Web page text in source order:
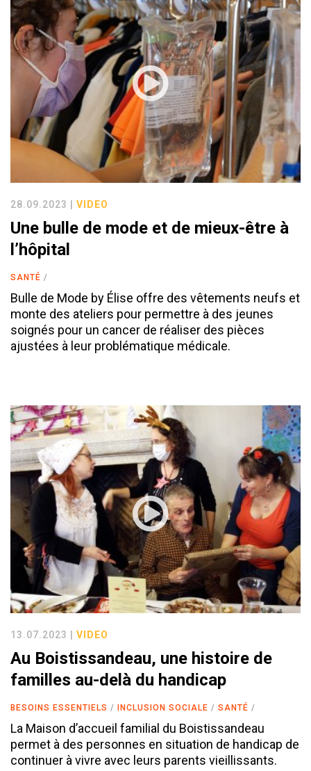
28.09.2023 | VIDEO
Une bulle de mode et de mieux-être à
l’hôpital
SANTÉ
Bulle de Mode by Élise offre des vêtements neufs et
monte des ateliers pour permettre à des jeunes
soignés pour un cancer de réaliser des pièces
ajustées à leur problématique médicale.
13.07.2023 | VIDEO
Au Boistissandeau, une histoire de
familles au-delà du handicap
BESOINS ESSENTIELS INCLUSION SOCIALE SANTÉ
La Maison d’accueil familial du Boistissandeau
permet à des personnes en situation de handicap de
continuer à vivre avec leurs parents vieillissants.